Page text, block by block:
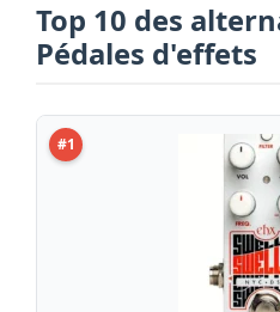
Top 10 des
Pédales d'effets
#1